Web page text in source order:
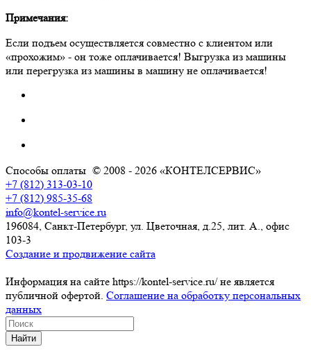
Примечания:
Если подъем осуществляется совместно с клиентом или
«прохожим» - он тоже оплачивается! Выгрузка из машины
или перегрузка из машины в машину не оплачивается!
Способы оплаты © 2008 - 2026 «КОНТЕЛСЕРВИС»
+7 (812) 313-03-10
+7 (812) 985-35-68
info@kontel-service.ru
196084, Санкт-Петербург, ул. Цветочная, д.25, лит. А., офис
103-3
Создание и продвижение сайта
Информация на сайте https://kontel-service.ru/ не является
публичной офертой. Соглашение на обработку персональных
данных
Найти